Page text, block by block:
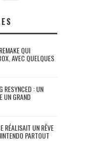
QUI
AVEC QUELQUES
RESYNCED : UN
UN GRAND
RÉALISAIT UN RÊVE
PARTOUT